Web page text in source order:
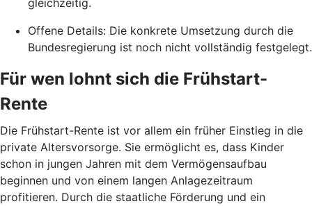
Offene Details: Die konkrete Umsetzung durch die
Bundesregierung ist noch nicht vollständig festgelegt.
Für wen lohnt sich die Frühstart-
Rente
Die Frühstart-Rente ist vor allem ein früher Einstieg in die
private Altersvorsorge. Sie ermöglicht es, dass Kinder
schon in jungen Jahren mit dem Vermögensaufbau
beginnen und von einem langen Anlagezeitraum
profitieren. Durch die staatliche Förderung und ein